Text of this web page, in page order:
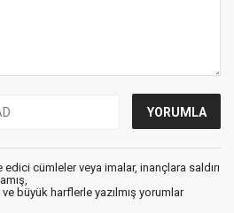
cümleler veya imalar, inançlara saldırı
büyük harflerle yazılmış yorumlar